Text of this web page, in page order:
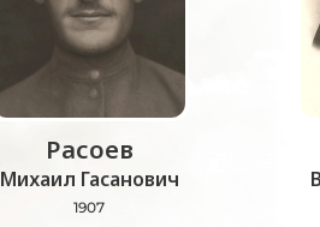
Расоев
Михаил Гасанович
1907